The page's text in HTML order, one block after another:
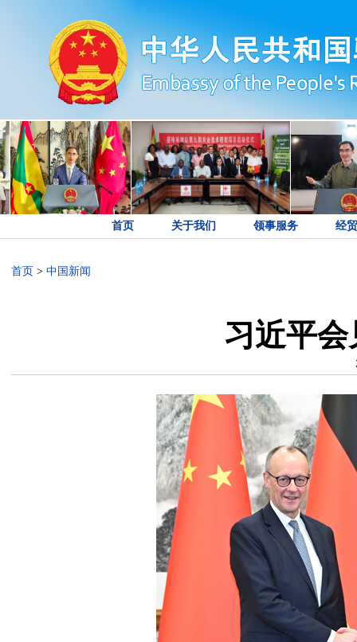
首页 关于我们 领事服务 经
首页 > 中国新闻
习近平